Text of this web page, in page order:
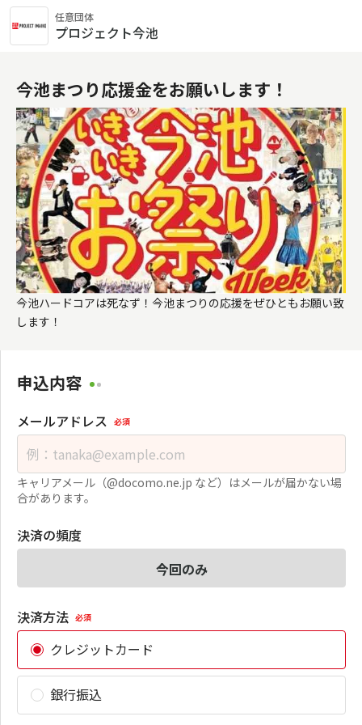
任意団体
プロジェクト今池
今池まつり応援金をお願いします！
今池ハードコアは死なず！今池まつりの応援をぜひともお願い致
します！
申込内容
メールアドレス 必須
キャリアメール（@docomo.ne.jp など）はメールが届かない場
合があります。
決済の頻度
今回のみ
決済方法 必須
クレジットカード
銀行振込